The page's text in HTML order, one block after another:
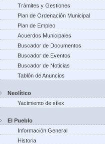
Trámites y Gestiones
Plan de Ordenación Municipal
Plan de Empleo
Acuerdos Municipales
Buscador de Documentos
Buscador de Eventos
Buscador de Noticias
Tablón de Anuncios
Neolítico
Yacimiento de sílex
El Pueblo
Información General
Historia